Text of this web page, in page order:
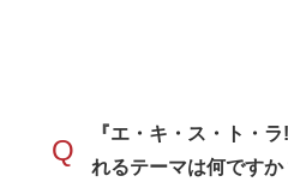
Q
『エ・キ・ス・ト・
れるテーマは何ですか